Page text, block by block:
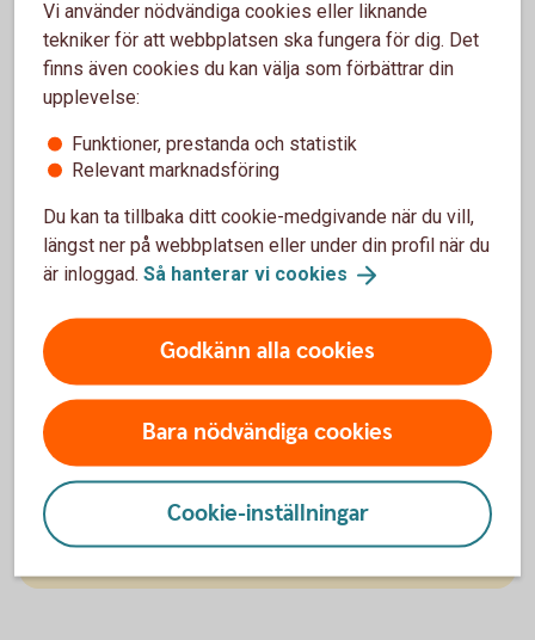
Vad är ett ISK?
Ett investeringssparkonto är en sparform där
aktier.
Du kan sälja fonder och aktier utan att behöva
redogöra för dem i din deklaration. Du betalar
alltså inte skatt om du säljer något med vinst
eller får utdelning. I stället betalar du en årlig
kontots värde vid kvartalsskiften och de
insättningar du gjort under året.
Skulle du göra en förlust på dina värdepapper
kan du inte göra avdrag för dem.
Du betalar skatt på ditt sparande på ISK
oavsett om värdet har ökat eller minskat.
Vi använder nödvändiga cookies eller liknande
tekniker för att webbplatsen ska fungera för dig. Det
finns även cookies du kan välja som förbättrar din
upplevelse:
Funktioner, prestanda och statistik
Relevant marknadsföring
Du kan ta tillbaka ditt cookie-medgivande när du vill,
längst ner på webbplatsen eller under din profil när du
är inloggad. Så hanterar vi cookies
Godkänn alla cookies
Bara nödvändiga cookies
Cookie-inställningar